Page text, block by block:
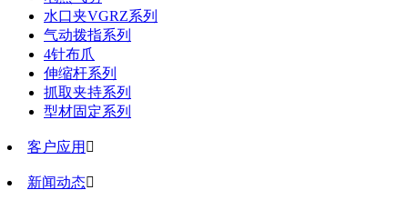
水口夹VGRZ系列
气动拨指系列
4针布爪
伸缩杆系列
抓取夹持系列
型材固定系列
客户应用 
新闻动态